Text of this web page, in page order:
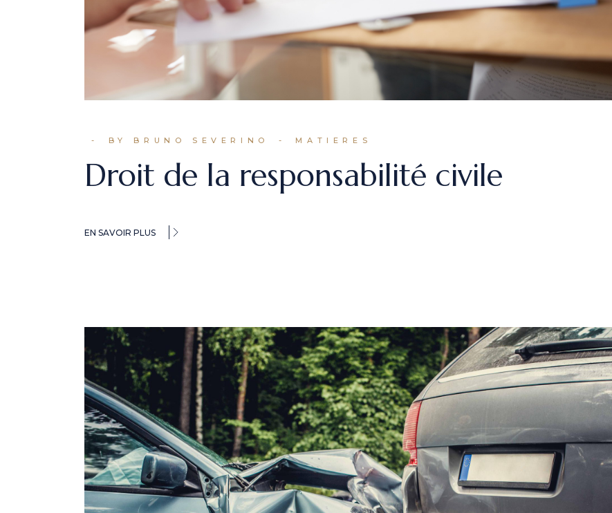
BY BRUNO SEVERINO MATIERES
Droit de la responsabilité civile
EN SAVOIR PLUS